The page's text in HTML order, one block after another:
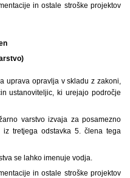
in ostale stroške projektov
uprava opravlja v skladu z zakoni,
ustanoviteljic, ki urejajo področje
varstvo izvaja za posamezno
tretjega odstavka 5. člena tega
se lahko imenuje vodja.
in ostale stroške projektov